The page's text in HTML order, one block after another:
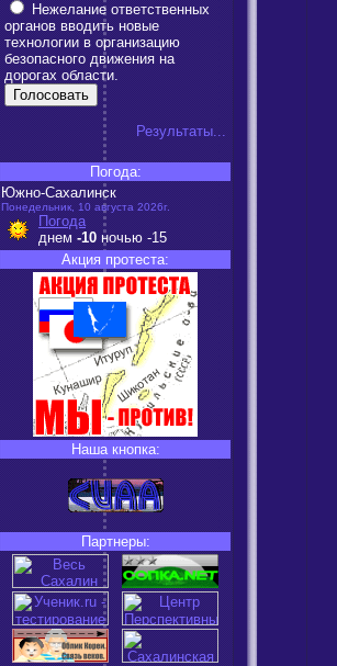
Нежелание ответственных
органов вводить новые
технологии в организацию
безопасного движения на
дорогах области.
Результаты...
Погода:
Южно-Сахалинск
Понедельник, 10 августа 2026г.
Погода
днем -10 ночью -15
Акция протеста:
Наша кнопка:
Партнеры: